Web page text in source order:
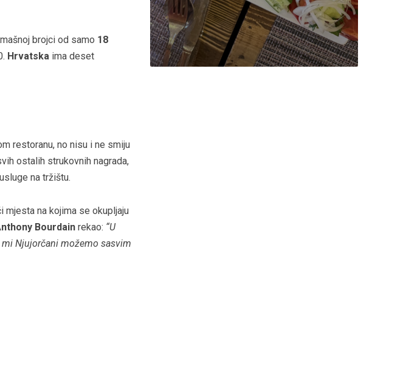
brojci od samo 18
Hrvatska ima deset
restoranu, no nisu i ne smiju
ostalih strukovnih nagrada,
na tržištu.
mjesta na kojima se okupljaju
Bourdain rekao: “U
Njujorčani možemo sasvim